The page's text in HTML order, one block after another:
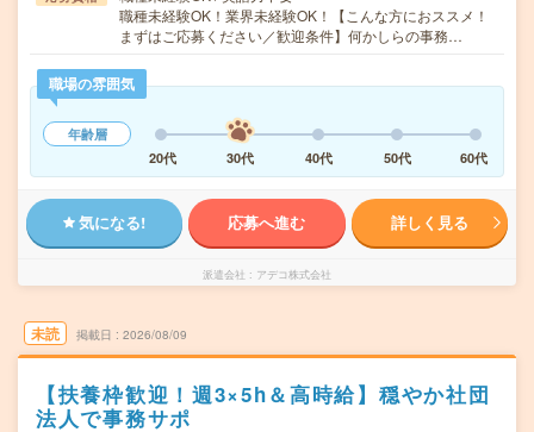
職種未経験OK！業界未経験OK！【こんな方におススメ！
まずはご応募ください／歓迎条件】何かしらの事務…
職場の雰囲気
年齢層
20代
30代 40代 50代 60代
気になる! 応募へ進む 詳しく見る
派遣会社 アデコ株式会社
未読 掲載日 2026/08/09
【扶養枠歓迎！週3×5h＆高時給】穏やか社団
法人で事務サポ